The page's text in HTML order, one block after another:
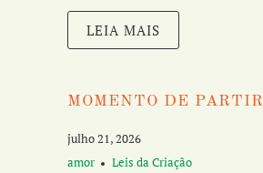
LEIA MAIS
MOMENTO DE PARTIR
julho 21, 2026
amor
Leis da Criação